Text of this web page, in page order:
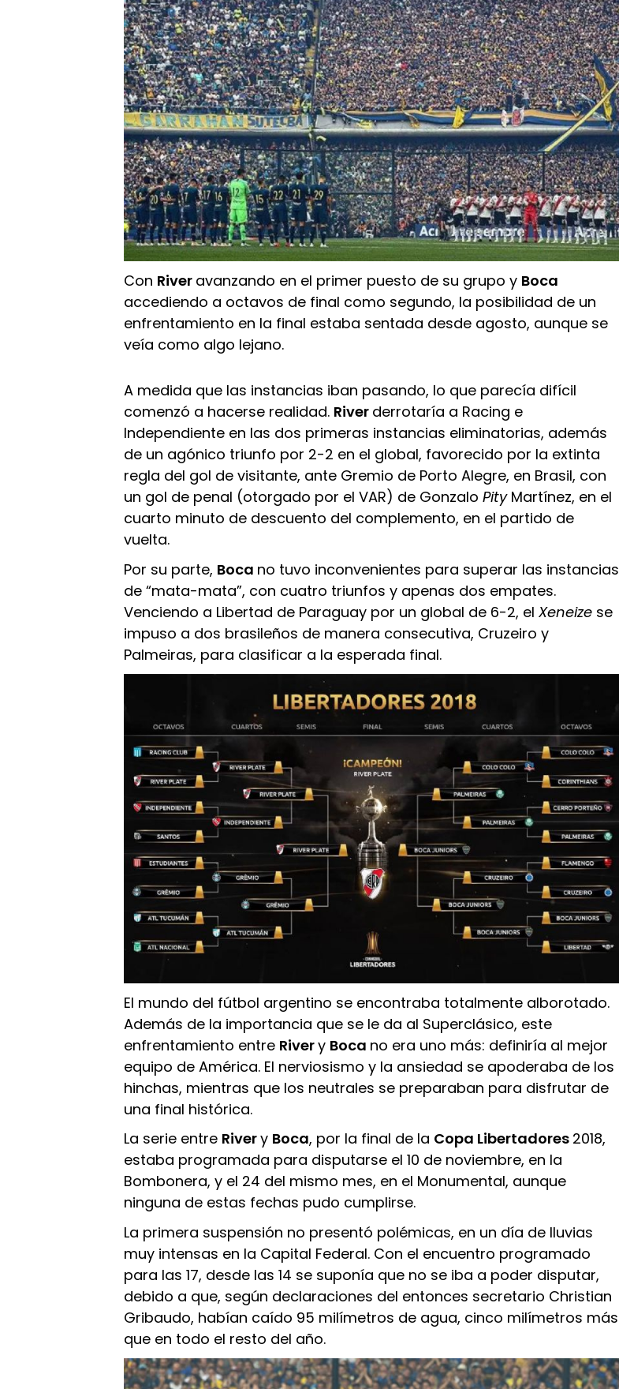
Con River avanzando en el primer puesto de su grupo y Boca
accediendo a octavos de final como segundo, la posibilidad de un
enfrentamiento en la final estaba sentada desde agosto, aunque se
veía como algo lejano.
A medida que las instancias iban pasando, lo que parecía difícil
comenzó a hacerse realidad. River derrotaría a Racing e
Independiente en las dos primeras instancias eliminatorias, además
de un agónico triunfo por 2-2 en el global, favorecido por la extinta
regla del gol de visitante, ante Gremio de Porto Alegre, en Brasil, con
un gol de penal (otorgado por el VAR) de Gonzalo Pity Martínez, en el
cuarto minuto de descuento del complemento, en el partido de
vuelta.
Por su parte, Boca no tuvo inconvenientes para superar las instancias
de “mata-mata”, con cuatro triunfos y apenas dos empates.
Venciendo a Libertad de Paraguay por un global de 6-2, el Xeneize se
impuso a dos brasileños de manera consecutiva, Cruzeiro y
Palmeiras, para clasificar a la esperada final.
El mundo del fútbol argentino se encontraba totalmente alborotado.
Además de la importancia que se le da al Superclásico, este
enfrentamiento entre Rivery Boca no era uno más: definiría al mejor
equipo de América. El nerviosismo y la ansiedad se apoderaba de los
hinchas, mientras que los neutrales se preparaban para disfrutar de
una final histórica.
La serie entre Rivery Boca, por la final de la Copa Libertadores 2018,
estaba programada para disputarse el 10 de noviembre, en la
Bombonera, y el 24 del mismo mes, en el Monumental, aunque
ninguna de estas fechas pudo cumplirse.
La primera suspensión no presentó polémicas, en un día de lluvias
muy intensas en la Capital Federal. Con el encuentro programado
para las 17, desde las 14 se suponía que no se iba a poder disputar,
debido a que, según declaraciones del entonces secretario Christian
Gribaudo, habían caído 95 milímetros de agua, cinco milímetros más
que en todo el resto del año.